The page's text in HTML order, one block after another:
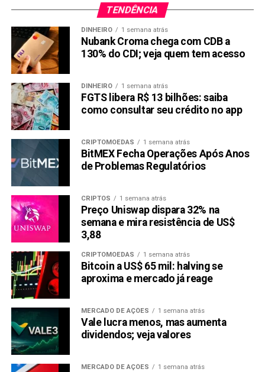
TENDÊNCIA
DINHEIRO 1 semana atrás
Nubank Croma chega com CDB a
130% do CDI; veja quem tem acesso
DINHEIRO 1 semana atrás
FGTS libera R$ 13 bilhões: saiba
como consultar seu crédito no app
CRIPTOMOEDAS 1 semana atrás
BitMEX Fecha Operações Após Anos
de Problemas Regulatórios
CRIPTOS 1 semana atrás
Preço Uniswap dispara 32% na
semana e mira resistência de US$
3,88
CRIPTOMOEDAS 1 semana atrás
Bitcoin a US$ 65 mil: halving se
aproxima e mercado já reage
MERCADO DE AÇÕES 1 semana atrás
Vale lucra menos, mas aumenta
dividendos; veja valores
MERCADO DE AÇÕES 1 semana atrás